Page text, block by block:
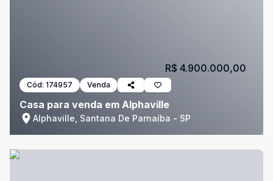
Cód: 174957 Venda
Casa para venda em Alphaville
Alphaville, Santana De Parnaíba - SP
R$ 4.900.000,00